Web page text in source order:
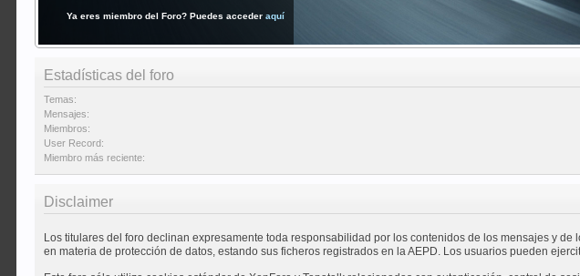
Ya eres miembro del Foro? Puedes acceder aquí
Estadísticas del foro
Temas:
Mensajes:
Miembros:
User Record:
Miembro más reciente:
Disclaimer
Los titulares del foro declinan expresamente toda responsabilidad por los contenidos de los mensajes y
en materia de protección de datos, estando sus ficheros registrados en la AEPD. Los usuarios pueden